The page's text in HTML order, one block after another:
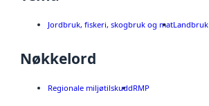
Jordbruk, fiskeri, skogbruk og matLandbruk
Nøkkelord
Regionale miljøtilskuddRMP